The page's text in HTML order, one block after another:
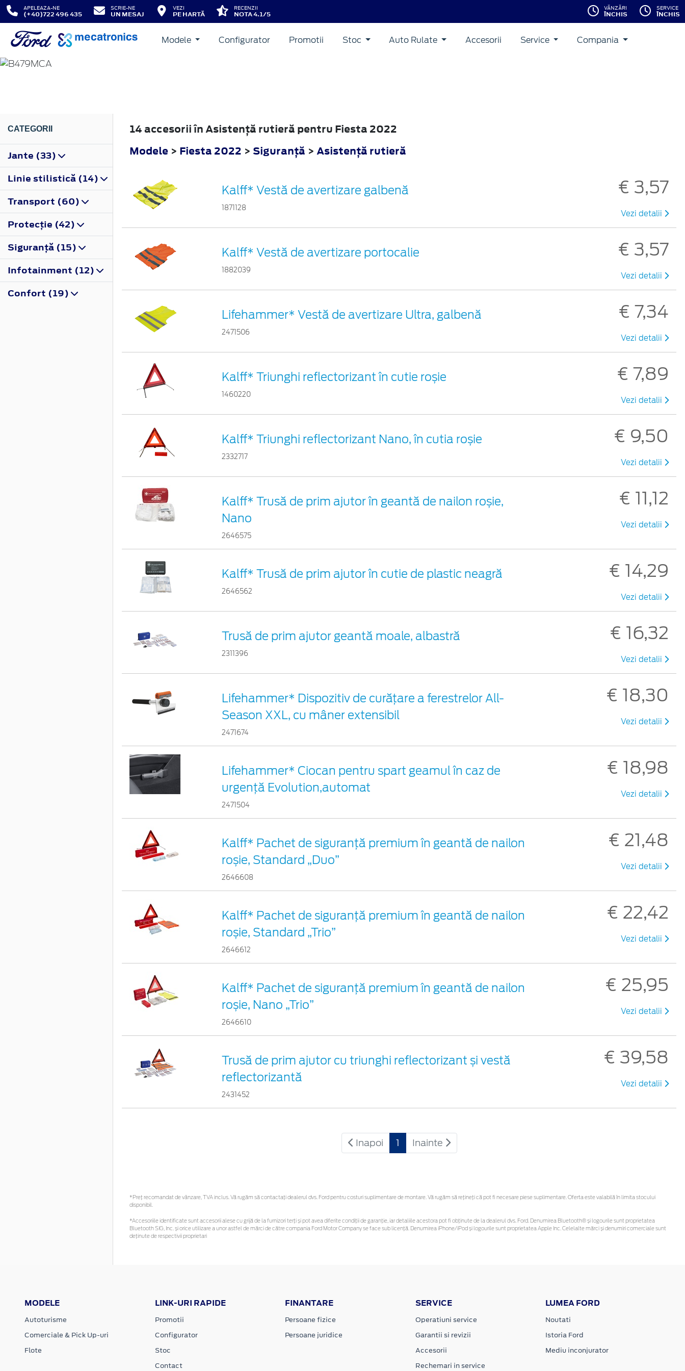
APELEAZA-NE
(+40)722 496 435
SCRIE-NE
UN MESAJ
VEZI
PE HARTĂ
RECENZII
NOTA 4.1/5
VĂNZĂRI
ÎNCHIS
SERVICE
ÎNCHIS
Modele Configurator Promotii Stoc Auto Rulate Accesorii Service Compania
FIESTA
CATEGORII
Jante (33)
Linie stilistică (14)
Transport (60)
Protecţie (42)
Siguranţă (15)
Infotainment (12)
Confort (19)
14 accesorii în Asistenţă rutieră pentru Fiesta 2022
Modele > Fiesta 2022 > Siguranţă > Asistenţă rutieră
Kalff* Vestă de avertizare galbenă
1871128
€ 3,57
Vezi detalii
Kalff* Vestă de avertizare portocalie
1882039
€ 3,57
Vezi detalii
Lifehammer* Vestă de avertizare Ultra, galbenă
2471506
€ 7,34
Vezi detalii
Kalff* Triunghi reflectorizant în cutie roșie
1460220
€ 7,89
Vezi detalii
Kalff* Triunghi reflectorizant Nano, în cutia roșie
2332717
€ 9,50
Vezi detalii
Kalff* Trusă de prim ajutor în geantă de nailon roșie,
Nano
2646575
€ 11,12
Vezi detalii
Kalff* Trusă de prim ajutor în cutie de plastic neagră
2646562
€ 14,29
Vezi detalii
Trusă de prim ajutor geantă moale, albastră
2311396
€ 16,32
Vezi detalii
Lifehammer* Dispozitiv de curățare a ferestrelor All-
Season XXL, cu mâner extensibil
2471674
€ 18,30
Vezi detalii
Lifehammer* Ciocan pentru spart geamul în caz de
urgenţă Evolution,automat
2471504
€ 18,98
Vezi detalii
Kalff* Pachet de siguranţă premium în geantă de nailon
roșie, Standard „Duo”
2646608
€ 21,48
Vezi detalii
Kalff* Pachet de siguranţă premium în geantă de nailon
roșie, Standard „Trio”
2646612
€ 22,42
Vezi detalii
Kalff* Pachet de siguranţă premium în geantă de nailon
roșie, Nano „Trio”
2646610
€ 25,95
Vezi detalii
Trusă de prim ajutor cu triunghi reflectorizant și vestă
reflectorizantă
2431452
€ 39,58
Vezi detalii
Inapoi 1 Inainte
*Preţ recomandat de vânzare, TVA inclus. Vă rugăm să contactaţi dealerul dvs. Ford pentru costuri suplimentare de montare. Vă rugăm să rețineți că pot fi necesare piese suplimentare. Oferta este valabilă în limita stocului
disponibil.
*Accesoriile identificate sunt accesorii alese cu grijă de la furnizori terți și pot avea diferite condiții de garanție, iar detaliile acestora pot fi obținute de la dealerul dvs. Ford. Denumirea Bluetooth® și logourile sunt proprietatea
Bluetooth SIG, Inc. și orice utilizare a unor astfel de mărci de către compania Ford Motor Company se face sub licență. Denumirea iPhone/iPod și logourile sunt proprietatea Apple Inc. Celelalte mărci și denumiri comerciale sunt
deținute de respectivii proprietari
MODELE
Autoturisme
Comerciale & Pick Up-uri
Flote
LINK-URI RAPIDE
Promotii
Configurator
Stoc
Contact
FINANTARE
Persoane fizice
Persoane juridice
SERVICE
Operatiuni service
Garantii si revizii
Accesorii
Rechemari in service
LUMEA FORD
Noutati
Istoria Ford
Mediu inconjurator